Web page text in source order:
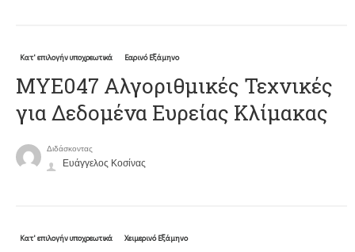
Κατ' επιλογήν υποχρεωτικά Εαρινό Εξάμηνο
ΜΥΕ047 Αλγοριθμικές Τεχνικές
για Δεδομένα Ευρείας Κλίμακας
Διδάσκοντας
Ευάγγελος Κοσίνας
Κατ' επιλογήν υποχρεωτικά Χειμερινό Εξάμηνο